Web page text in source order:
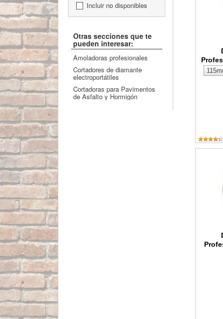
Incluir no disponibles
Otras secciones que te
pueden interesar:
Amoladoras profesionales
Cortadores de diamante
electroportátiles
Cortadoras para Pavimentos
de Asfalto y Hormigón
Disco